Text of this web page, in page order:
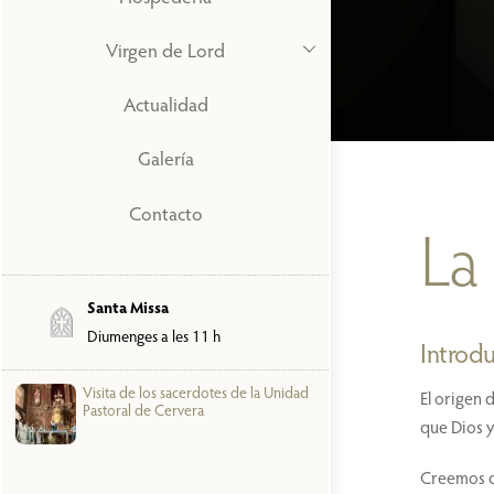
Virgen de Lord
Actualidad
Galería
Contacto
Santa Missa
Diumenges a les 11 h
Visita de los sacerdotes de la Unidad
Pastoral de Cervera
El origen
que Dios
Creemos